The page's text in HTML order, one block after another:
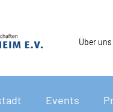
Über uns
Events